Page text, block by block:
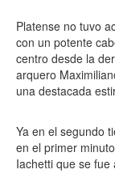
Platense no tuvo
con un potente
centro desde la
arquero
una destacada
Ya en el segundo
en el primer
Iachetti que se